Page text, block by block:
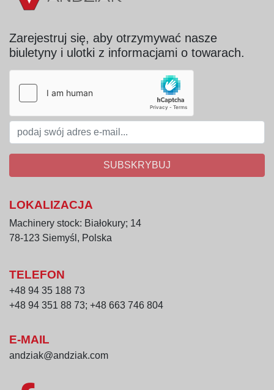
Zarejestruj się, aby otrzymywać nasze
biuletyny i ulotki z informacjami o towarach.
SUBSKRYBUJ
LOKALIZACJA
Machinery stock: Białokury; 14
78-123 Siemyśl, Polska
TELEFON
+48 94 35 188 73
+48 94 351 88 73; +48 663 746 804
E-MAIL
andziak@andziak.com